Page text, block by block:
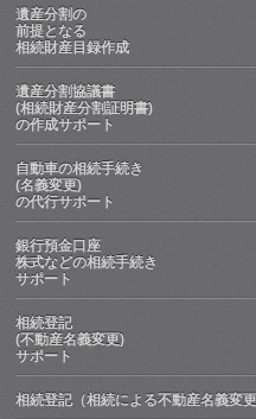
遺産分割の
前提となる
相続財産目録作成
遺産分割協議書
(相続財産分割証明書)
の作成サポート
自動車の相続手続き
(名義変更)
の代行サポート
銀行預金口座
株式などの相続手続き
サポート
相続登記
(不動産名義変更)
サポート
相続登記（相続による不動産名義変